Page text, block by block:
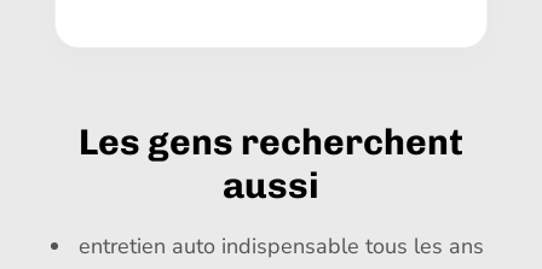
Les gens recherchent
aussi
entretien auto indispensable tous les ans